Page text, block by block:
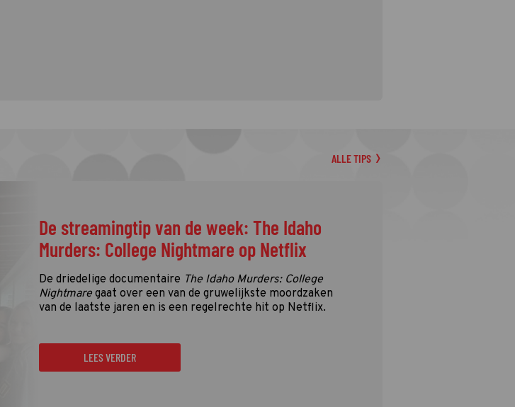
ALLE TIPS
De streamingtip van de week: The Idaho
Murders: College Nightmare op Netflix
De driedelige documentaire The Idaho Murders: College
Nightmare gaat over een van de gruwelijkste moordzaken
van de laatste jaren en is een regelrechte hit op Netflix.
LEES VERDER